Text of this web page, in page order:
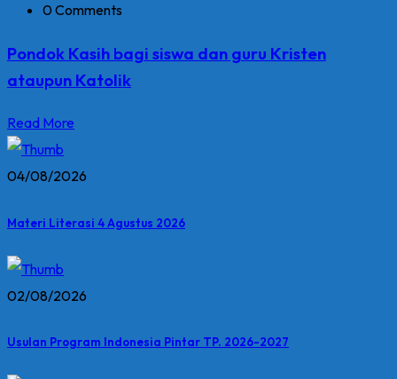
0 Comments
Pondok Kasih bagi siswa dan guru Kristen
ataupun Katolik
Read More
04/08/2026
Materi Literasi 4 Agustus 2026
02/08/2026
Usulan Program Indonesia Pintar TP. 2026-2027